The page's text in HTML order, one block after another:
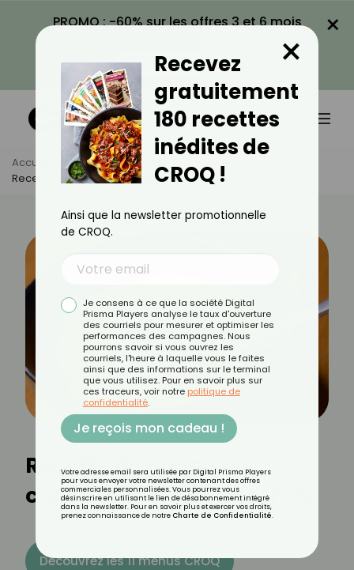
PROMO : -60% sur les offres 3 et 6 mois
VOIR LA PROMO
×
Accueil Actus
Recettes
Recette De Soupe De Carottes Au Fromage Frais
Recette de Soupe de
carottes au fromage frais
Découvrez les 11 menus CROQ
Recevez
gratuitement
180 recettes
inédites de
CROQ !
×
Ainsi que la newsletter promotionnelle
de CROQ.
Je consens à ce que la société Digital
Prisma Players analyse le taux d'ouverture
des courriels pour mesurer et optimiser les
performances des campagnes. Nous
pourrons savoir si vous ouvrez les
courriels, l'heure à laquelle vous le faites
ainsi que des informations sur le terminal
que vous utilisez. Pour en savoir plus sur
ces traceurs, voir notre politique de
confidentialité.
Je reçois mon cadeau !
Votre adresse email sera utilisée par Digital Prisma Players
pour vous envoyer votre newsletter contenant des offres
commerciales personnalisées. Vous pourrez vous
désinscrire en utilisant le lien de désabonnement intégré
dans la newsletter. Pour en savoir plus et exercer vos droits,
prenez connaissance de notre Charte de Confidentialité.